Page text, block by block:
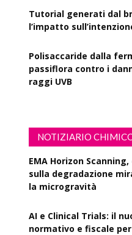
Tutorial generati dal
l’impatto
Polisaccaride dalla
passiflora contro i
raggi UVB
NOTIZIARIO
EMA Horizon
sulla degradazione
la microgravità
AI e Clinical Trials: il
normativo e fiscale